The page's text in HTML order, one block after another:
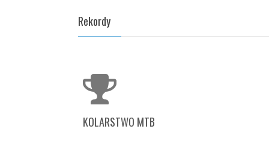
Rekordy
KOLARSTWO MTB